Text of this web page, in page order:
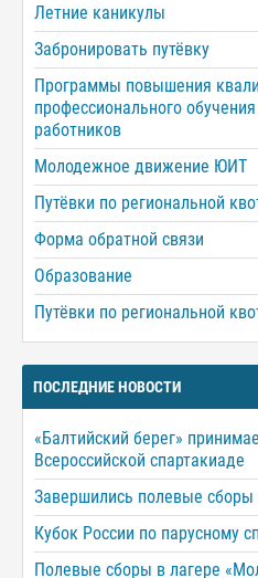
Летние каникулы
Забронировать путёвку
Программы повышения
профессионального
работников
Молодежное движение ЮИТ
Путёвки по региональной
Форма обратной связи
Образование
Путёвки по региональной
ПОСЛЕДНИЕ НОВОСТИ
«Балтийский берег»
Всероссийской спартакиаде
Завершились полевые сборы
Кубок России по парусному
Полевые сборы в лагере